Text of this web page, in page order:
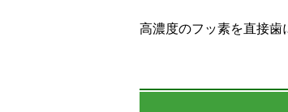
高濃度のフッ素を直接歯